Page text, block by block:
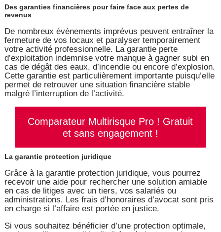
Des garanties financières pour faire face aux pertes de
revenus
De nombreux évènements imprévus peuvent entraîner la
fermeture de vos locaux et paralyser temporairement
votre activité professionnelle. La garantie perte
d’exploitation indemnise votre manque à gagner subi en
cas de dégât des eaux, d’incendie ou encore d’explosion.
Cette garantie est particulièrement importante puisqu’elle
permet de retrouver une situation financière stable
malgré l’interruption de l’activité.
Comparateur Multirisque Pro ! Gratuit
et sans engagement !
La garantie protection juridique
Grâce à la garantie protection juridique, vous pourrez
recevoir une aide pour rechercher une solution amiable
en cas de litiges avec un tiers, vos salariés ou
administrations. Les frais d’honoraires d’avocat sont pris
en charge si l’affaire est portée en justice.
Si vous souhaitez bénéficier d’une protection optimale,